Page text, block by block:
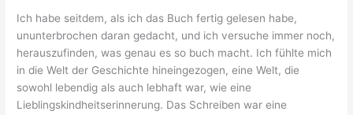
Ich habe seitdem, als ich das Buch fertig gelesen habe,
ununterbrochen daran gedacht, und ich versuche immer noch,
herauszufinden, was genau es so buch macht. Ich fühlte mich
in die Welt der Geschichte hineingezogen, eine Welt, die
sowohl lebendig als auch lebhaft war, wie eine
Lieblingskindheitserinnerung. Das Schreiben war eine